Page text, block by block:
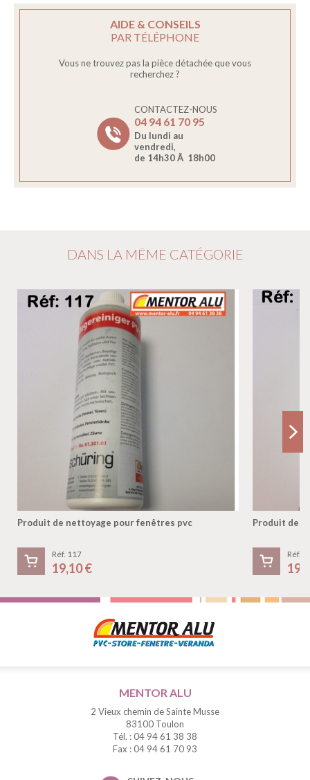
AIDE & CONSEILS
PAR TÉLÉPHONE
Vous ne trouvez pas la pièce détachée que vous
recherchez ?
CONTACTEZ-NOUS
04 94 61 70 95
Du lundi au
vendredi,
de 14h30 Ã 18h00
DANS LA MÊME CATÉGORIE
Produit de nettoyage pour fenêtres pvc
Réf. 117
19,10 €
Produit de
Réf.
MENTOR ALU
2 Vieux chemin de Sainte Musse
83100 Toulon
Tél. : 04 94 61 38 38
Fax : 04 94 61 70 93